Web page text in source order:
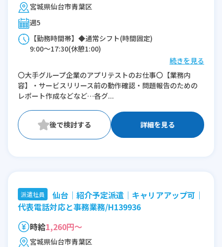
宮城県仙台市青葉区
週5
【勤務時間帯】◆通常シフト(時間固定)
9:00〜17:30(休憩1:00)
※残業：0〜10時間程度/月
続きを見る
〇大手グループ企業のアプリテストのお仕事〇【業務内
容】・サービスリリース前の動作確認・問題報告のための
レポート作成などなど…各グ...
詳細を見る
派遣社員
仙台│紹介予定派遣│キャリアアップ可│
代表電話対応と事務業務/H139936
時給1,260円～
宮城県仙台市青葉区